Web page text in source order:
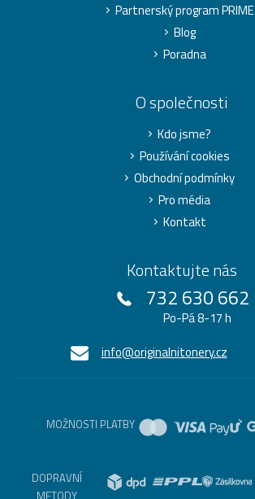
Partnerský program PRIME
Blog
Poradna
O společnosti
Kdo jsme?
Používání cookies
Obchodní podmínky
Pro média
Kontakt
Kontaktujte nás
732 630 662
Po-Pá 8-17 h
info@originalnitonery.cz
MOŽNOSTI PLATBY
DOPRAVNÍ